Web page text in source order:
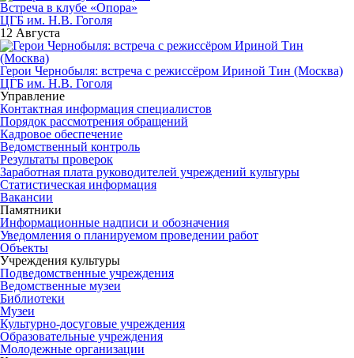
Встреча в клубе «Опора»
ЦГБ им. Н.В. Гоголя
12 Августа
Герои Чернобыля: встреча с режиссёром Ириной Тин (Москва)
ЦГБ им. Н.В. Гоголя
Управление
Контактная информация специалистов
Порядок рассмотрения обращений
Кадровое обеспечение
Ведомственный контроль
Результаты проверок
Заработная плата руководителей учреждений культуры
Статистическая информация
Вакансии
Памятники
Информационные надписи и обозначения
Уведомления о планируемом проведении работ
Объекты
Учреждения культуры
Подведомственные учреждения
Ведомственные музеи
Библиотеки
Музеи
Культурно-досуговые учреждения
Образовательные учреждения
Молодежные организации